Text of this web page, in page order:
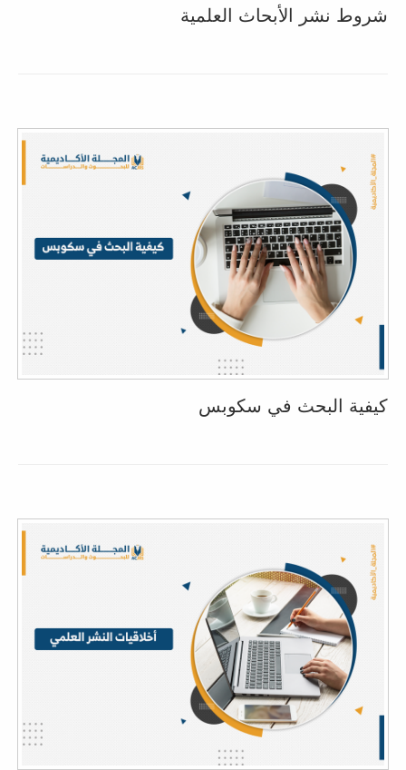
شروط نشر الأبحاث العلمية
كيفية البحث في سكوبس